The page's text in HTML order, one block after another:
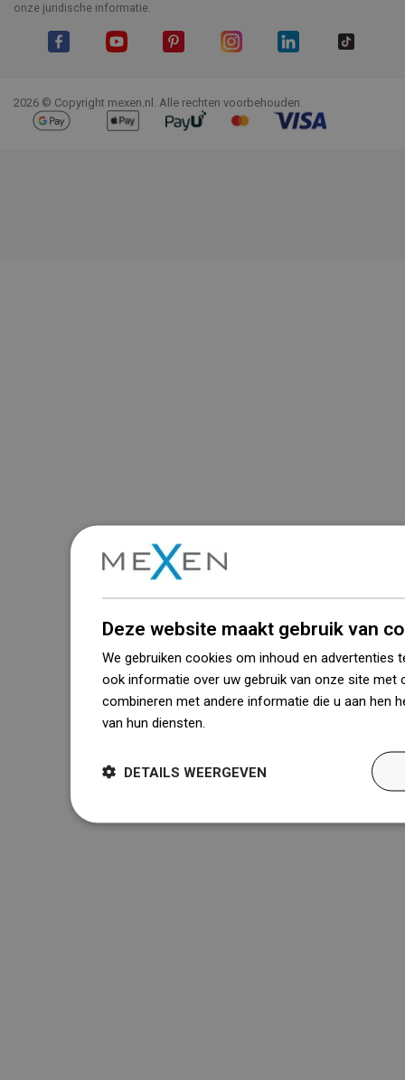
onze juridische informatie.
2026 © Copyright mexen.nl. Alle rechten voorbehouden.
Deze website maakt gebruik van
We gebruiken cookies om inhoud en advertenties
ook informatie over uw gebruik van onze site met
combineren met andere informatie die u aan hen
van hun diensten.
DETAILS WEERGEVEN